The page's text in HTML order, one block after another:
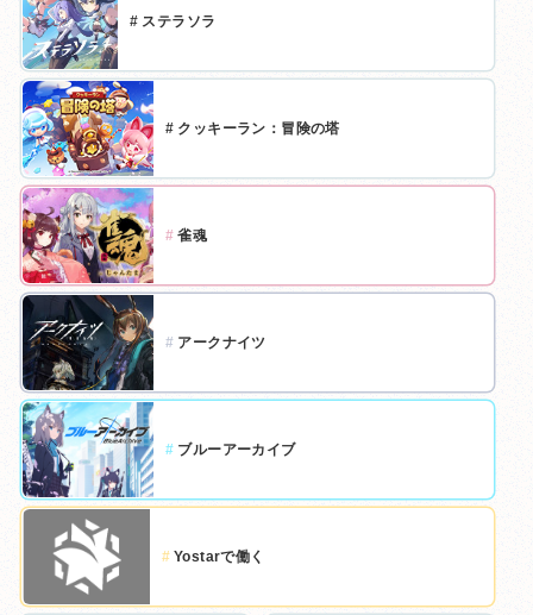
# ステラソラ
# クッキーラン：冒険の塔
# 雀魂
# アークナイツ
# ブルーアーカイブ
# Yostarで働く